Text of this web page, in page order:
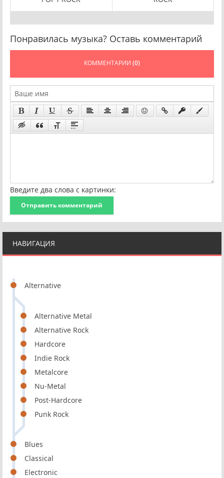
НАВИГАЦИЯ
Alternative
Alternative Metal
Alternative Rock
Hardcore
Indie Rock
Metalcore
Nu-Metal
Post-Hardcore
Punk Rock
Blues
Classical
Electronic
Понравилась музыка? Оставь комментарий
КОММЕНТАРИИ (0)
Введите два слова с картинки:
Отправить комментарий